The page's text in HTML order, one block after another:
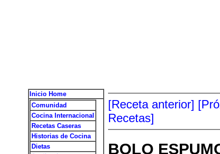
Inicio Home
Comunidad
Cocina Internacional
Recetas Caseras
Historias de Cocina
Dietas
[Receta anterior]
Recetas]
BOLO